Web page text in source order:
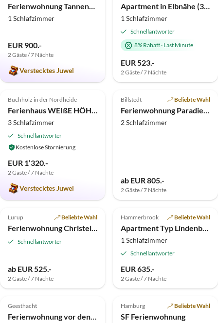
1 Schlafzimmer
EUR 900.-
2 Gäste / 7 Nächte
Verstecktes Juwel
1 Schlafzimmer
Schnellantworter
8% Rabatt· Last Minute
EUR 523.-
2 Gäste / 7 Nächte
Top-Inserat
5.0 (7)
Buchholz in der Nordheide
3 Schlafzimmer
Schnellantworter
Kostenlose Stornierung
EUR 1’320.-
2 Gäste / 7 Nächte
Verstecktes Juwel
Top-Inserat
5.0 (2)
Billstedt Beliebte Wahl
2 Schlafzimmer
ab EUR 805.-
2 Gäste / 7 Nächte
Top-Inserat
5.0 (1)
Lurup Beliebte Wahl
Schnellantworter
ab EUR 525.-
2 Gäste / 7 Nächte
Super-Gastgeber
Top-Inserat
4.0 (1)
Hammerbrook Beliebte Wahl
1 Schlafzimmer
Schnellantworter
EUR 635.-
2 Gäste / 7 Nächte
Top-Inserat
Geesthacht
Top-Inserat
Hamburg Beliebte Wahl
SF Ferienwohnung